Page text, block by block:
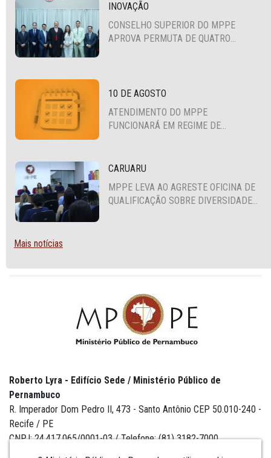
INOVAÇÃO
CONSELHO SUPERIOR DO MPPE
APROVA PERMUTA DE QUATRO
10 DE AGOSTO
ATENDIMENTO DO MPPE
FUNCIONARÁ EM REGIME DE
CARUARU
MPPE LEVA AO AGRESTE OFICINA DE
QUALIFICAÇÃO SOBRE DIVERSIDADE
Mais notícias
Roberto Lyra - Edifício Sede / Ministério Público de
Pernambuco
R. Imperador Dom Pedro II, 473 - Santo Antônio CEP 50.010-240 -
Recife / PE
CNPJ: 24.417.065/0001-03 / Telefone: (81) 3182-7000